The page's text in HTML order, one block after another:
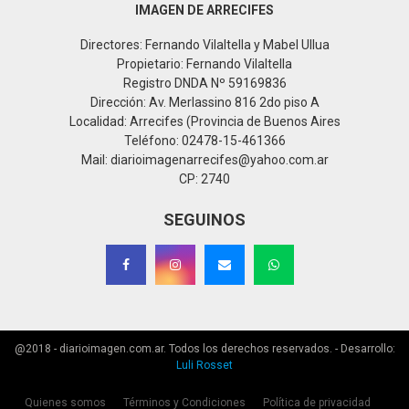
IMAGEN DE ARRECIFES
Directores: Fernando Vilaltella y Mabel Ullua
Propietario: Fernando Vilaltella
Registro DNDA Nº 59169836
Dirección: Av. Merlassino 816 2do piso A
Localidad: Arrecifes (Provincia de Buenos Aires
Teléfono: 02478-15-461366
Mail: diarioimagenarrecifes@yahoo.com.ar
CP: 2740
SEGUINOS
@2018 - diarioimagen.com.ar. Todos los derechos reservados. - Desarrollo:
Luli Rosset
Quienes somos Términos y Condiciones Política de privacidad